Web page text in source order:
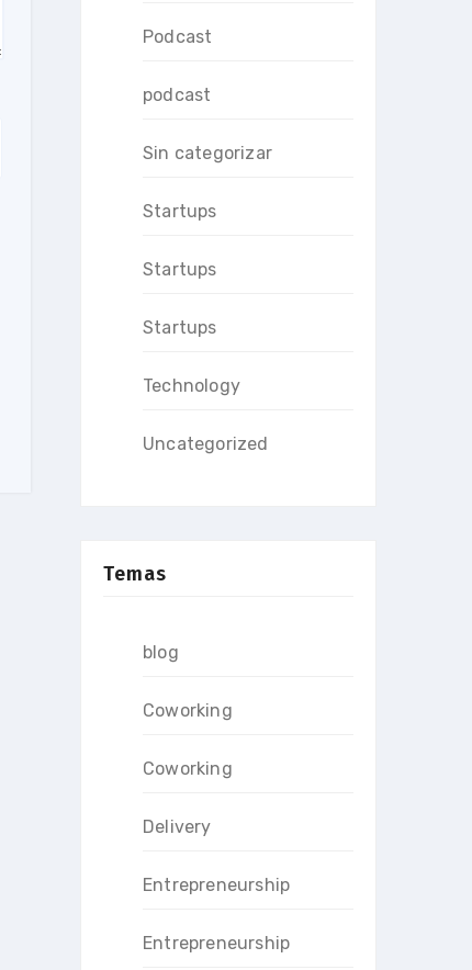
Podcast
podcast
Sin categorizar
Startups
Startups
Startups
Technology
Uncategorized
Temas
blog
Coworking
Coworking
Delivery
Entrepreneurship
Entrepreneurship